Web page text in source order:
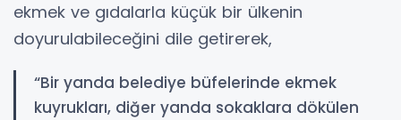
ekmek ve gıdalarla küçük bir ülkenin
doyurulabileceğini dile getirerek,
“Bir yanda belediye büfelerinde ekmek
kuyrukları, diğer yanda sokaklara dökülen